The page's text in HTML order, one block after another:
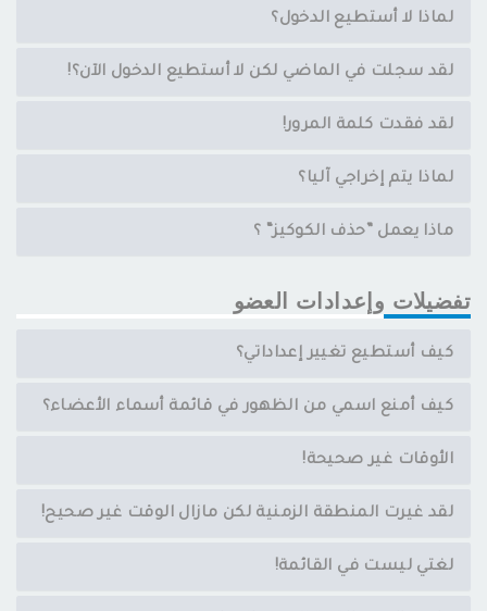
لماذا لا أستطيع الدخول؟
لقد سجلت في الماضي لكن لا أستطيع الدخول الآن؟!
لقد فقدت كلمة المرور!
لماذا يتم إخراجي آليا؟
ماذا يعمل ”حذف الكوكيز“ ؟
تفضيلات وإعدادات العضو
كيف أستطيع تغيير إعداداتي؟
كيف أمنع اسمي من الظهور في قائمة أسماء الأعضاء؟
الأوقات غير صحيحة!
لقد غيرت المنطقة الزمنية لكن مازال الوقت غير صحيح!
لغتي ليست في القائمة!